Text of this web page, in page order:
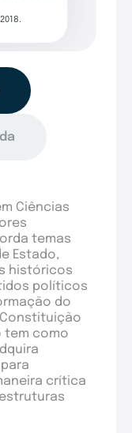
Ciências
temas
Estado,
históricos
políticos
do
tem como
crítica